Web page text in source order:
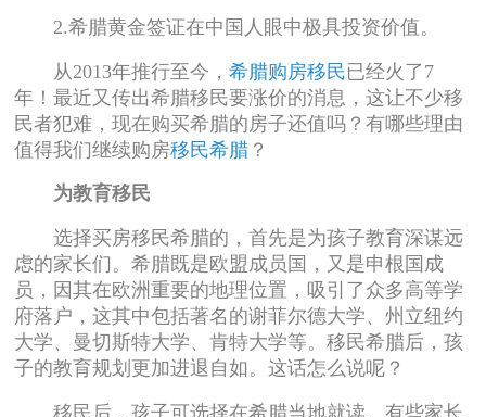
2.希腊黄金签证在中国人眼中极具投资价值。
从2013年推行至今，希腊购房移民已经火了7
年！最近又传出希腊移民要涨价的消息，这让不少移
民者犯难，现在购买希腊的房子还值吗？有哪些理由
值得我们继续购房移民希腊 ？
为教育移民
选择买房移民希腊的，首先是为孩子教育深谋远
虑的家长们。希腊既是欧盟成员国，又是申根国成
员，因其在欧洲重要的地理位置，吸引了众多高等学
府落户，这其中包括著名的谢菲尔德大学、州立纽约
大学、曼切斯特大学、肯特大学等。移民希腊后，孩
子的教育规划更加进退自如。这话怎么说呢？
移民后，孩子可选择在希腊当地就读。有些家长